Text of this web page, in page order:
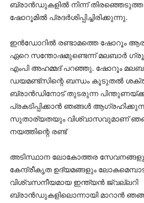
ബ്രാൻഡുകളിൽ നിന്ന്
ഷോറൂമിൽ പ്രദർശിപ്പിച്ചിരിക്കുന്നു.
ഇൻഡോറിൽ രണ്ടാമത്തെ ഷോറൂം
ഏറെ സന്തോഷമുണ്ടെന്ന് മലബാർ
എംപി അഹമ്മദ് പറഞ്ഞു. ഷോറൂം
ഡയമണ്ട്സിന്റെ ബന്ധം കൂടുതൽ
ബ്രാൻഡിനോട് തുടരുന്ന പിന്തുണയ്ക്ക്
പ്രകടിപ്പിക്കാൻ ഞങ്ങൾ
സുതാര്യതയും വിശ്വാസവുമാണ്
നയത്തിന്റെ രണ്ട്
അടിസ്ഥാന ലോകോത്തര
കേന്ദ്രീകൃത ഉദ്യമങ്ങളും
വിശ്വസനീയമായ ഇന്ത്യൻ ജ്വല്ലറി
ബ്രാൻഡുകളിലൊന്നായി മാറാൻ